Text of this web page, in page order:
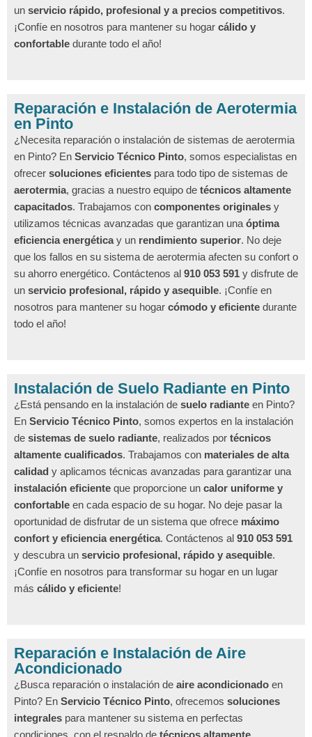
un servicio rápido, profesional y a precios competitivos.
¡Confíe en nosotros para mantener su hogar cálido y
confortable durante todo el año!
Reparación e Instalación de Aerotermia
en Pinto
¿Necesita reparación o instalación de sistemas de aerotermia
en Pinto? En Servicio Técnico Pinto, somos especialistas en
ofrecer soluciones eficientes para todo tipo de sistemas de
aerotermia, gracias a nuestro equipo de técnicos altamente
capacitados. Trabajamos con componentes originales y
utilizamos técnicas avanzadas que garantizan una óptima
eficiencia energéticay un rendimiento superior. No deje
que los fallos en su sistema de aerotermia afecten su confort o
su ahorro energético. Contáctenos al 910 053 591 y disfrute de
un servicio profesional, rápido y asequible. ¡Confíe en
nosotros para mantener su hogar cómodo y eficiente durante
todo el año!
Instalación de Suelo Radiante en Pinto
¿Está pensando en la instalación de suelo radiante en Pinto?
En Servicio Técnico Pinto, somos expertos en la instalación
de sistemas de suelo radiante, realizados por técnicos
altamente cualificados. Trabajamos con materiales de alta
calidad y aplicamos técnicas avanzadas para garantizar una
instalación eficiente que proporcione un calor uniforme y
confortable en cada espacio de su hogar. No deje pasar la
oportunidad de disfrutar de un sistema que ofrece máximo
confort y eficiencia energética. Contáctenos al 910 053 591
y descubra un servicio profesional, rápido y asequible.
¡Confíe en nosotros para transformar su hogar en un lugar
más cálido y eficiente!
Reparación e Instalación de Aire
Acondicionado
¿Busca reparación o instalación de aire acondicionado en
Pinto? En Servicio Técnico Pinto, ofrecemos soluciones
integrales para mantener su sistema en perfectas
condiciones, con el respaldo de técnicos altamente